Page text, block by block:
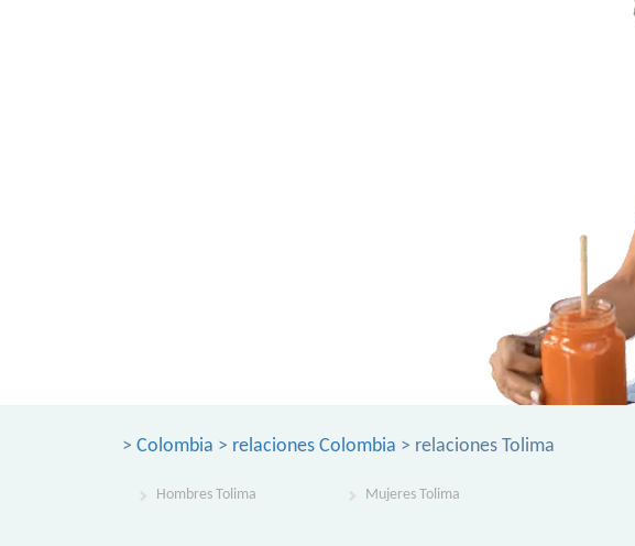
> Colombia > relaciones Colombia > relaciones Tolima
Hombres Tolima Mujeres Tolima